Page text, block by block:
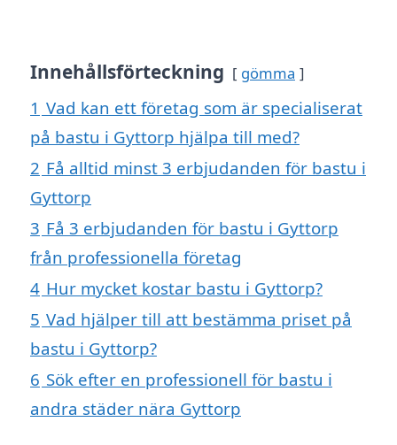
Innehållsförteckning gömma
1 Vad kan ett företag som är specialiserat
på bastu i Gyttorp hjälpa till med?
2 Få alltid minst 3 erbjudanden för bastu i
Gyttorp
3 Få 3 erbjudanden för bastu i Gyttorp
från professionella företag
4 Hur mycket kostar bastu i Gyttorp?
5 Vad hjälper till att bestämma priset på
bastu i Gyttorp?
6 Sök efter en professionell för bastu i
andra städer nära Gyttorp